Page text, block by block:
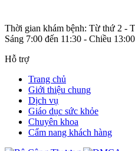
Thời gian khám bệnh: Từ thứ 2 -
Sáng 7:00 đến 11:30 - Chiều
Hỗ trợ
Trang chủ
Giới thiệu chung
Dịch vụ
Giáo dục sức khỏe
Chuyên khoa
Cẩm nang khách hàng